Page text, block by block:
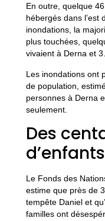
En outre, quelque
hébergés dans l’est
inondations, la
plus touchées,
vivaient à Derna et
Les inondations ont
de population,
personnes à Derna
seulement.
Des
Le Fonds des
estime que près de
tempête Daniel et
familles ont